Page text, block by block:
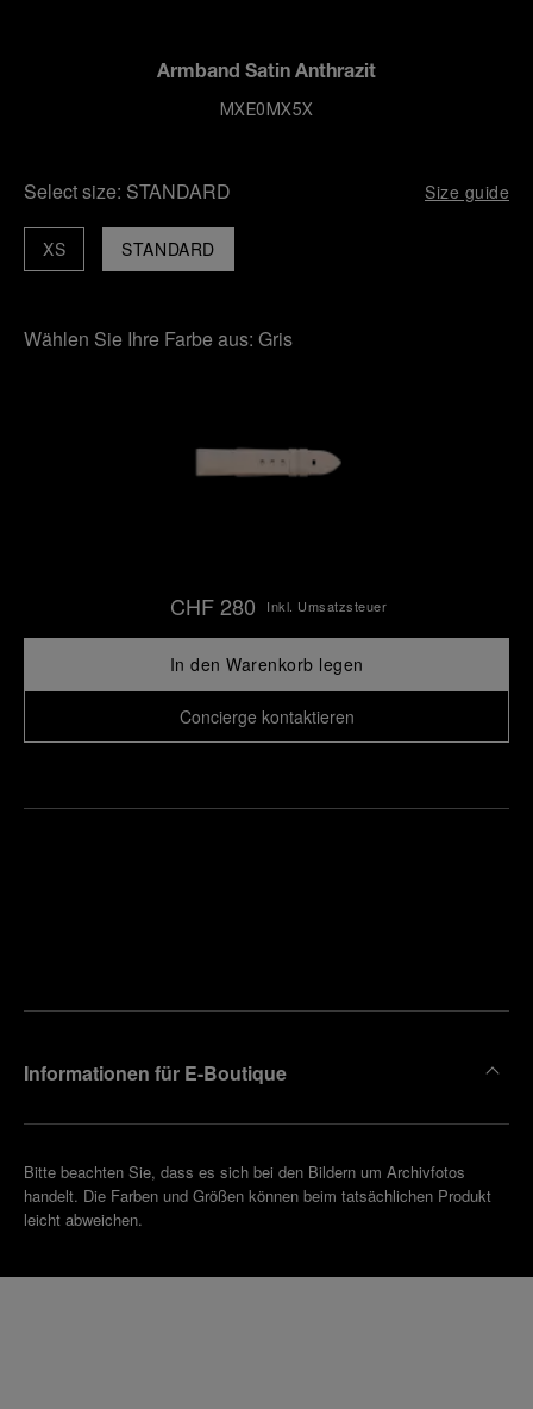
Armband Satin Anthrazit
MXE0MX5X
Select size: STANDARD Size guide
STANDARD
XS
Wählen Sie Ihre Farbe aus: Gris
CHF 280 Inkl. Umsatzsteuer
In den Warenkorb legen
Concierge kontaktieren
Informationen für E-Boutique
Bitte beachten Sie, dass es sich bei den Bildern um Archivfotos
handelt. Die Farben und Größen können beim tatsächlichen Produkt
leicht abweichen.